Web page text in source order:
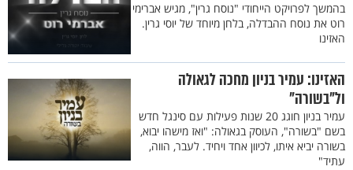
בהמשך לפרויקט הייחודי "נוסח גרין", מגיש אברימי
רוט את נוסח ההבדלה, בלחן מיוחד של יוסי גרין.
האזינו
האזינו: עמיר בניון מחכה לגאולה
ול"בשורה"
עמיר בניון חוגג 20 שנות פעילות עם סינגל חדש
בשם "בשורה", העוסק בגאולה: "ואז מישהו יבוא,
בשורה יביא איתו, לכיוון אחד ויחיד. לעבר, הווה,
עתיד"